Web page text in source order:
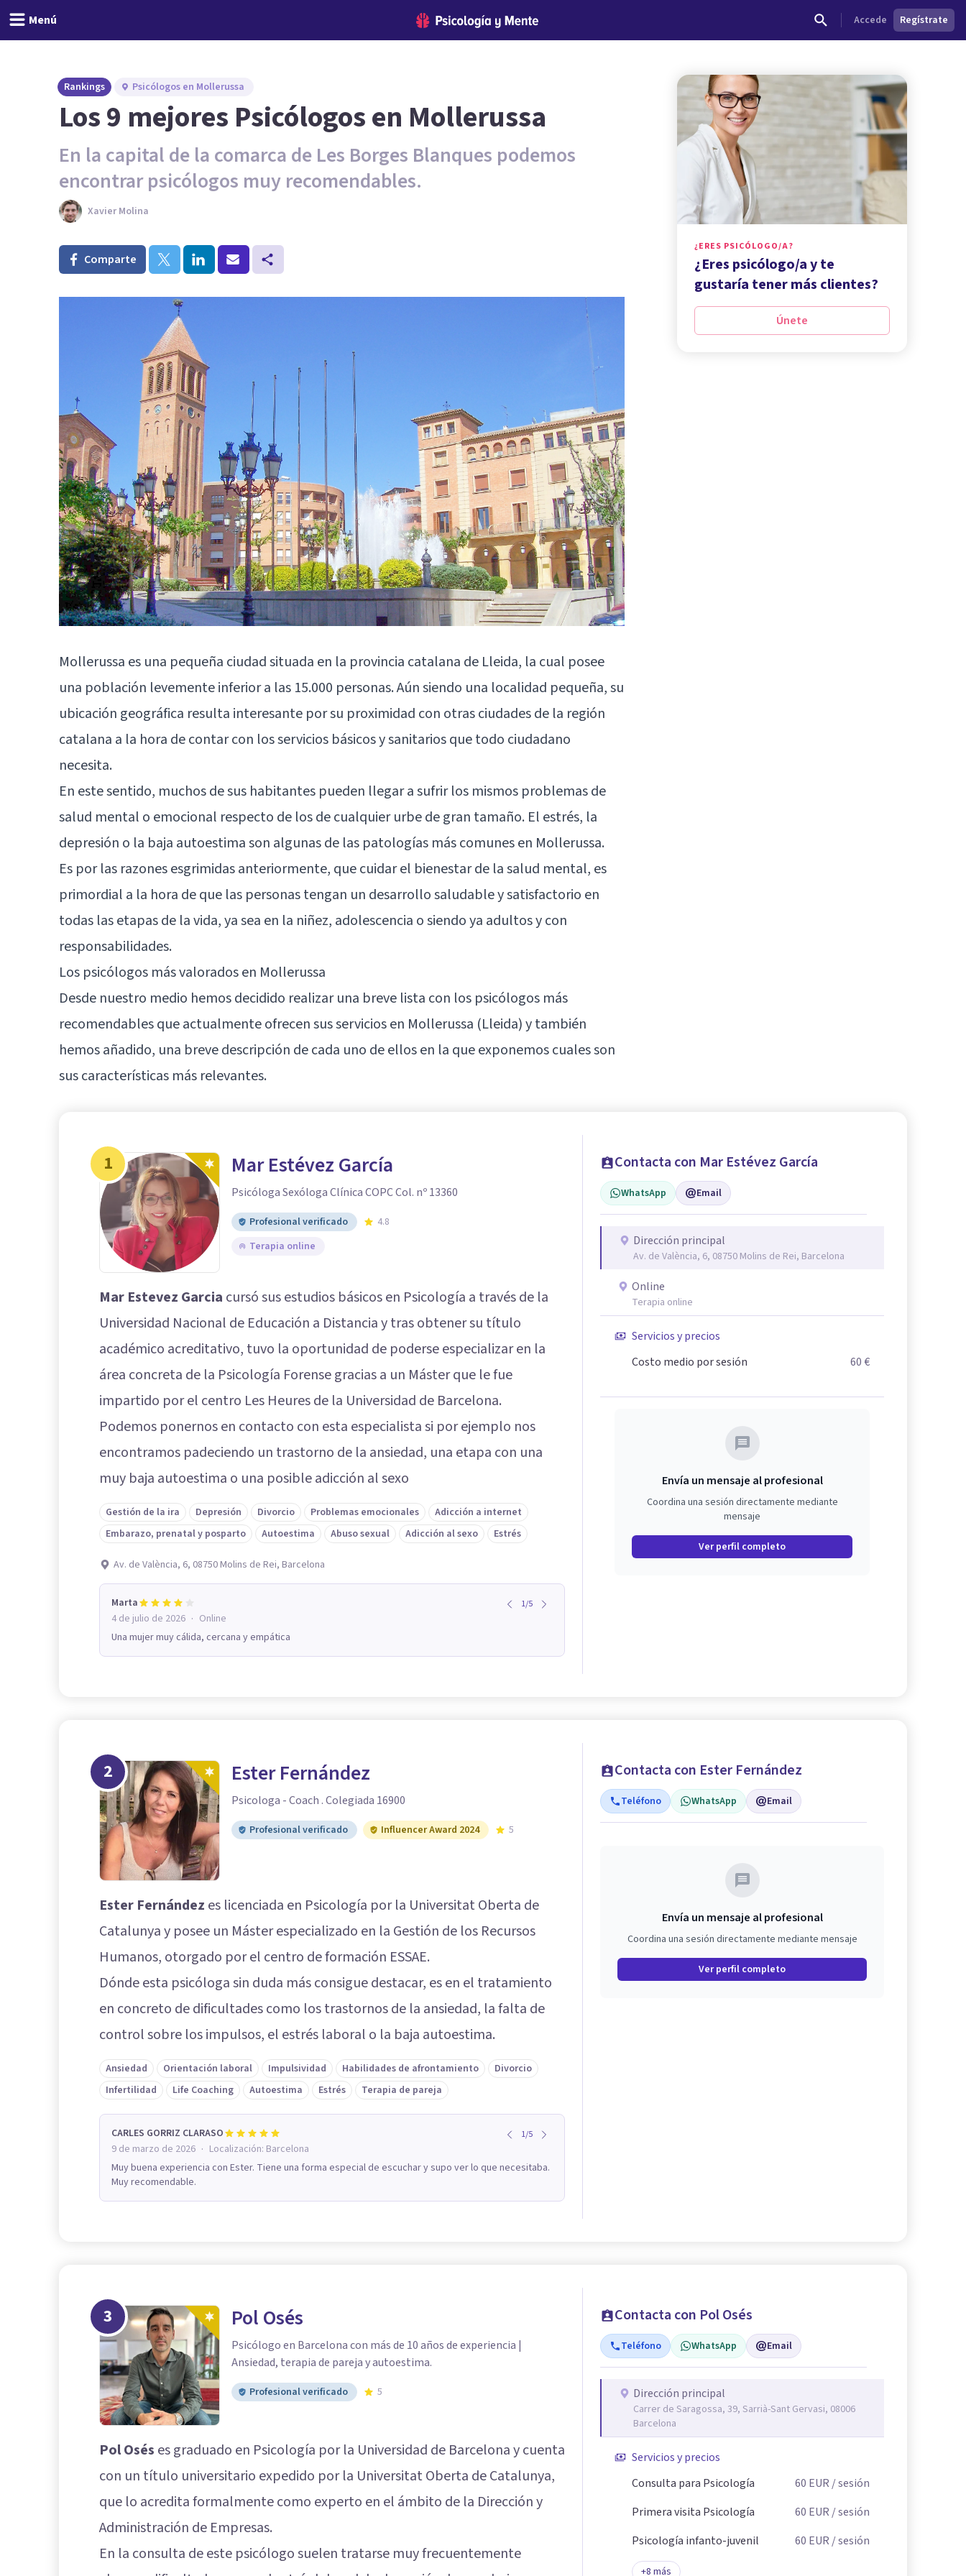
Menú Accede Regístrate
Rankings Psicólogos en Mollerussa
Los 9 mejores Psicólogos en Mollerussa
En la capital de la comarca de Les Borges Blanques podemos
encontrar psicólogos muy recomendables.
Xavier Molina
Comparte
Mollerussa es una pequeña ciudad situada en la provincia catalana de Lleida, la cual posee
una población levemente inferior a las 15.000 personas. Aún siendo una localidad pequeña, su
ubicación geográfica resulta interesante por su proximidad con otras ciudades de la región
catalana a la hora de contar con los servicios básicos y sanitarios que todo ciudadano
necesita.
En este sentido, muchos de sus habitantes pueden llegar a sufrir los mismos problemas de
salud mental o emocional respecto de los de cualquier urbe de gran tamaño. El estrés, la
depresión o la baja autoestima son algunas de las patologías más comunes en Mollerussa.
Es por las razones esgrimidas anteriormente, que cuidar el bienestar de la salud mental, es
primordial a la hora de que las personas tengan un desarrollo saludable y satisfactorio en
todas las etapas de la vida, ya sea en la niñez, adolescencia o siendo ya adultos y con
responsabilidades.
Los psicólogos más valorados en Mollerussa
Desde nuestro medio hemos decidido realizar una breve lista con los psicólogos más
recomendables que actualmente ofrecen sus servicios en Mollerussa (Lleida) y también
hemos añadido, una breve descripción de cada uno de ellos en la que exponemos cuales son
sus características más relevantes.
¿ERES PSICÓLOGO/A?
¿Eres psicólogo/a y te
gustaría tener más clientes?
Únete
1 Mar Estévez García
Psicóloga Sexóloga Clínica COPC Col. nº 13360
Profesional verificado
4.8
Terapia online
Mar Estevez Garcia cursó sus estudios básicos en Psicología a través de la
Universidad Nacional de Educación a Distancia y tras obtener su título
académico acreditativo, tuvo la oportunidad de poderse especializar en la
área concreta de la Psicología Forense gracias a un Máster que le fue
impartido por el centro Les Heures de la Universidad de Barcelona.
Podemos ponernos en contacto con esta especialista si por ejemplo nos
encontramos padeciendo un trastorno de la ansiedad, una etapa con una
muy baja autoestima o una posible adicción al sexo
Gestión de la ira Depresión Divorcio Problemas emocionales
Adicción a internet
Embarazo, prenatal y posparto
Autoestima Abuso sexual Adicción al sexo Estrés
Av. de València, 6, 08750 Molins de Rei, Barcelona
Marta 1/5
4 de julio de 2026 · Online
Una mujer muy cálida, cercana y empática
Contacta con Mar Estévez García
WhatsApp Email
Dirección principal
Av. de València, 6, 08750 Molins de Rei, Barcelona
Online
Terapia online
Servicios y precios
Costo medio por sesión
60 €
Envía un mensaje al profesional
Coordina una sesión directamente mediante
mensaje
Ver perfil completo
2 Ester Fernández
Psicologa - Coach . Colegiada 16900
Profesional verificado Influencer Award 2024 5
Ester Fernández es licenciada en Psicología por la Universitat Oberta de
Catalunya y posee un Máster especializado en la Gestión de los Recursos
Humanos, otorgado por el centro de formación ESSAE.
Dónde esta psicóloga sin duda más consigue destacar, es en el tratamiento
en concreto de dificultades como los trastornos de la ansiedad, la falta de
control sobre los impulsos, el estrés laboral o la baja autoestima.
Ansiedad Orientación laboral Impulsividad Habilidades de afrontamiento
Divorcio
Infertilidad
Life Coaching Autoestima Estrés Terapia de pareja
CARLES GORRIZ CLARASO 1/5
9 de marzo de 2026 · Localización: Barcelona
Muy buena experiencia con Ester. Tiene una forma especial de escuchar y supo ver lo que necesitaba.
Muy recomendable.
Contacta con Ester Fernández
Teléfono WhatsApp Email
Envía un mensaje al profesional
Coordina una sesión directamente mediante mensaje
Ver perfil completo
3 Pol Osés
Psicólogo en Barcelona con más de 10 años de experiencia |
Ansiedad, terapia de pareja y autoestima.
Profesional verificado 5
Pol Osés es graduado en Psicología por la Universidad de Barcelona y cuenta
con un título universitario expedido por la Universitat Oberta de Catalunya,
que lo acredita formalmente como experto en el ámbito de la Dirección y
Administración de Empresas.
En la consulta de este psicólogo suelen tratarse muy frecuentemente
Contacta con Pol Osés
Teléfono WhatsApp Email
Dirección principal
Carrer de Saragossa, 39, Sarrià-Sant Gervasi, 08006
Barcelona
Servicios y precios
Consulta para Psicología
60 EUR/ sesión
Primera visita Psicología
60 EUR/ sesión
Psicología infanto-juvenil
60 EUR/ sesión
+8 más